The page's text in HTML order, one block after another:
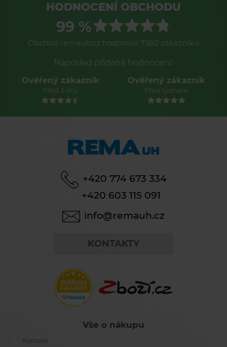
HODNOCENÍ OBCHODU
99 %
Obchod remauh.cz hodnotilo 7560 zákazníků
Naposled přidané hodnocení:
Ověřený zákazník
Před 3 dny
Ověřený zákazník
Před týdnem
+420 774 673 334
+420 603 115 091
info@remauh.cz
KONTAKTY
Vše o nákupu
Kontakt